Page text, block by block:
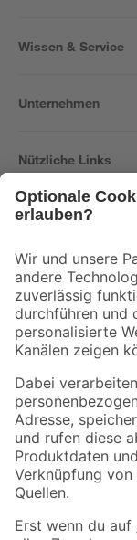
Wissen & Service
Unternehmen
Nützliche Links
Der toom Newsletter:
Zur Newsletter
Folge uns
Zahlungsarten
Sicher einkaufen